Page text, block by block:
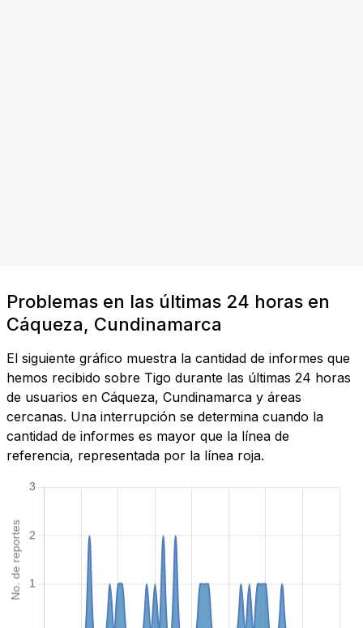
Problemas en las últimas 24 horas en
Cáqueza, Cundinamarca
El siguiente gráfico muestra la cantidad de informes que
hemos recibido sobre Tigo durante las últimas 24 horas
de usuarios en Cáqueza, Cundinamarca y áreas
cercanas. Una interrupción se determina cuando la
cantidad de informes es mayor que la línea de
referencia, representada por la línea roja.